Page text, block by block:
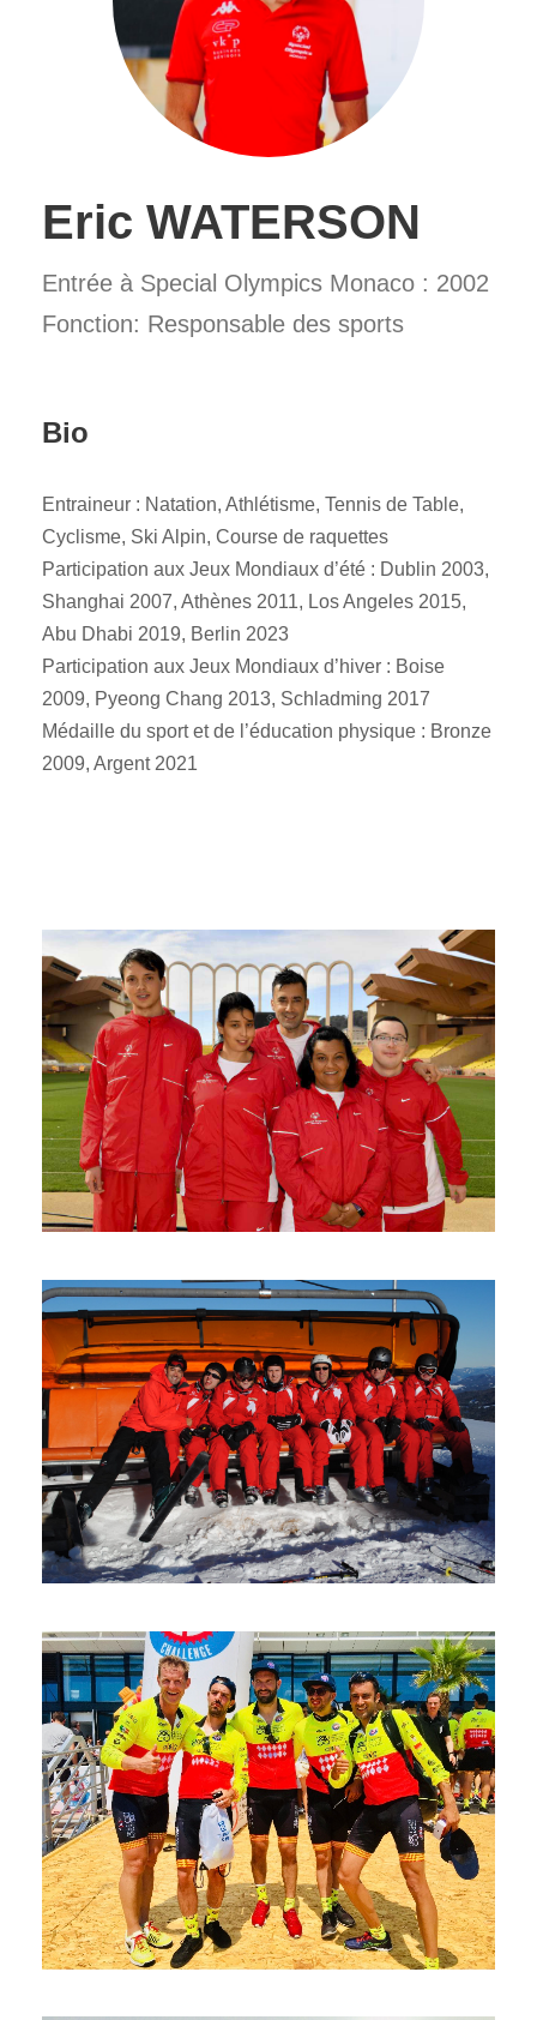
Eric WATERSON
Entrée à Special Olympics Monaco : 2002
Fonction: Responsable des sports
Bio
Entraineur : Natation, Athlétisme, Tennis de Table,
Cyclisme, Ski Alpin, Course de raquettes
Participation aux Jeux Mondiaux d’été : Dublin 2003,
Shanghai 2007, Athènes 2011, Los Angeles 2015,
Abu Dhabi 2019, Berlin 2023
Participation aux Jeux Mondiaux d’hiver : Boise
2009, Pyeong Chang 2013, Schladming 2017
Médaille du sport et de l’éducation physique : Bronze
2009, Argent 2021